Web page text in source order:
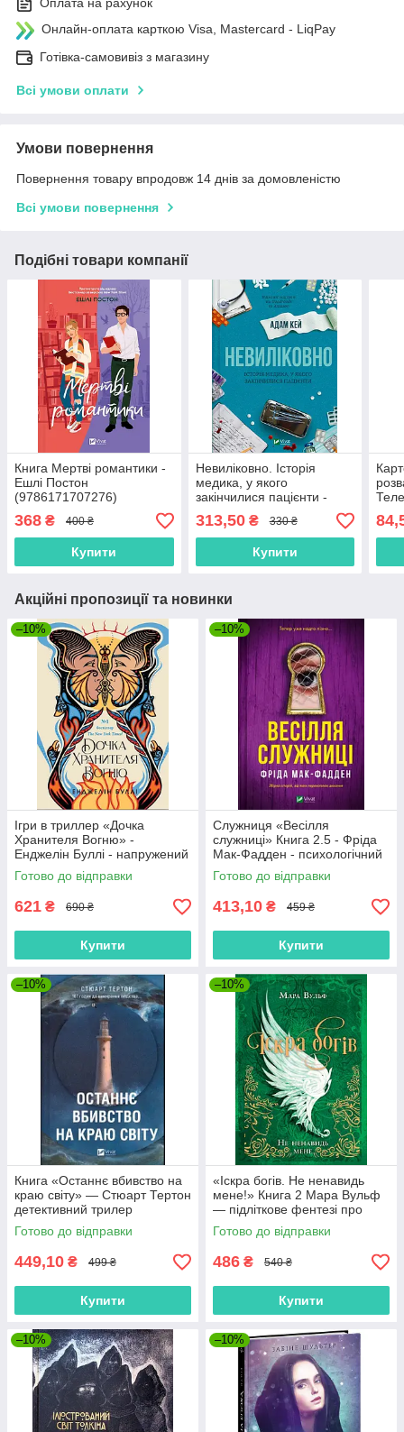
Онлайн-оплата карткою Visa, Mastercard - LiqPay
Готівка-самовивіз з магазину
Всі умови оплати
Умови повернення
Повернення товару впродовж 14 днів за домовленістю
Всі умови повернення
Подібні товари компанії
Книга Мертві романтики -
Ешлі Постон
(9786171707276)
368 ₴ 400 ₴
Купити
Невиліковно. Історія
медика, у якого
закінчилися пацієнти -
Адам Кей
(9786171700482)
313,50₴ 330 ₴
Купити
Акційні пропозиції та новинки
–10%
Ігри в триллер «Дочка
Хранителя Вогню» -
Енджелін Буллі - напружений
підлітковий роман
(9786170997845)
Готово до відправки
621 ₴ 690 ₴
Купити
–10%
Служниця «Весілля
служниці» Книга 2.5 - Фріда
Мак-Фадден - психологічний
трилер (9786171713758)
Готово до відправки
413,10 ₴ 459 ₴
Купити
–10%
Книга «Останнє вбивство на
краю світу» — Стюарт Тертон
детективний трилер
(9786171712942)
Готово до відправки
449,10 ₴ 499 ₴
Купити
–10%
«Іскра богів. Не ненавидь
мене!» Книга 2 Мара Вульф
— підліткове фентезі про
кохання та богів
(9786170998897)
Готово до відправки
486 ₴ 540 ₴
Купити
–10% –10%